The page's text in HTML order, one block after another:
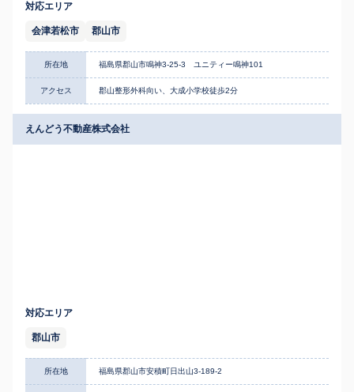
対応エリア
会津若松市 郡山市
所在地 福島県郡山市鳴神3-25-3 ユニティー鳴神101
アクセス 郡山整形外科向い、大成小学校徒歩2分
えんどう不動産株式会社
対応エリア
郡山市
所在地 福島県郡山市安積町日出山3-189-2